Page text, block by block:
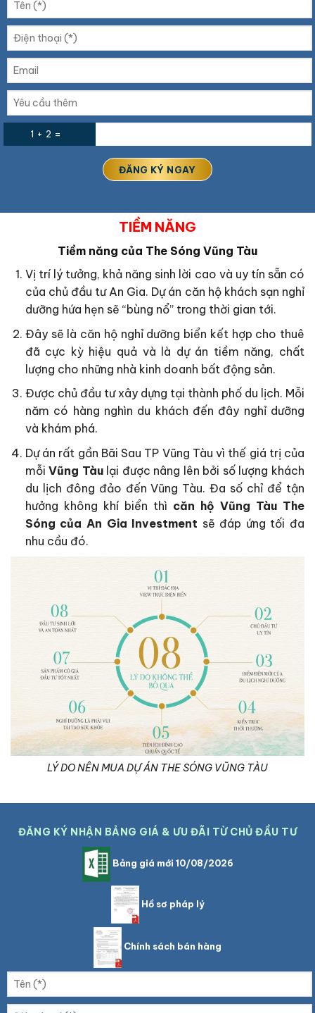
1 + 2 =
TIỀM NĂNG
Tiềm năng của The Sóng Vũng Tàu
Vị trí lý tưởng, khả năng sinh lời cao và uy tín sẵn có
của chủ đầu tư An Gia. Dự án căn hộ khách sạn nghỉ
dưỡng hứa hẹn sẽ “bùng nổ” trong thời gian tới.
Đây sẽ là căn hộ nghỉ dưỡng biển kết hợp cho thuê
đã cực kỳ hiệu quả và là dự án tiềm năng, chất
lượng cho những nhà kinh doanh bất động sản.
Được chủ đầu tư xây dựng tại thành phố du lịch. Mỗi
năm có hàng nghìn du khách đến đây nghỉ dưỡng
và khám phá.
Dự án rất gần Bãi Sau TP Vũng Tàu vì thế giá trị của
mỗi Vũng Tàulại được nâng lên bởi số lượng khách
du lịch đông đảo đến Vũng Tàu. Đa số chỉ để tận
hưởng không khí biển thì căn hộ Vũng Tàu The
Sóng của An Gia Investment sẽ đáp ứng tối đa
nhu cầu đó.
LÝ DO NÊN MUA DỰ ÁN THE SÓNG VŨNG TÀU
ĐĂNG KÝ NHẬN BẢNG GIÁ & ƯU ĐÃI TỪ CHỦ ĐẦU TƯ
Bảng giá mới 10/08/2026
Hồ sơ pháp lý
Chính sách bán hàng